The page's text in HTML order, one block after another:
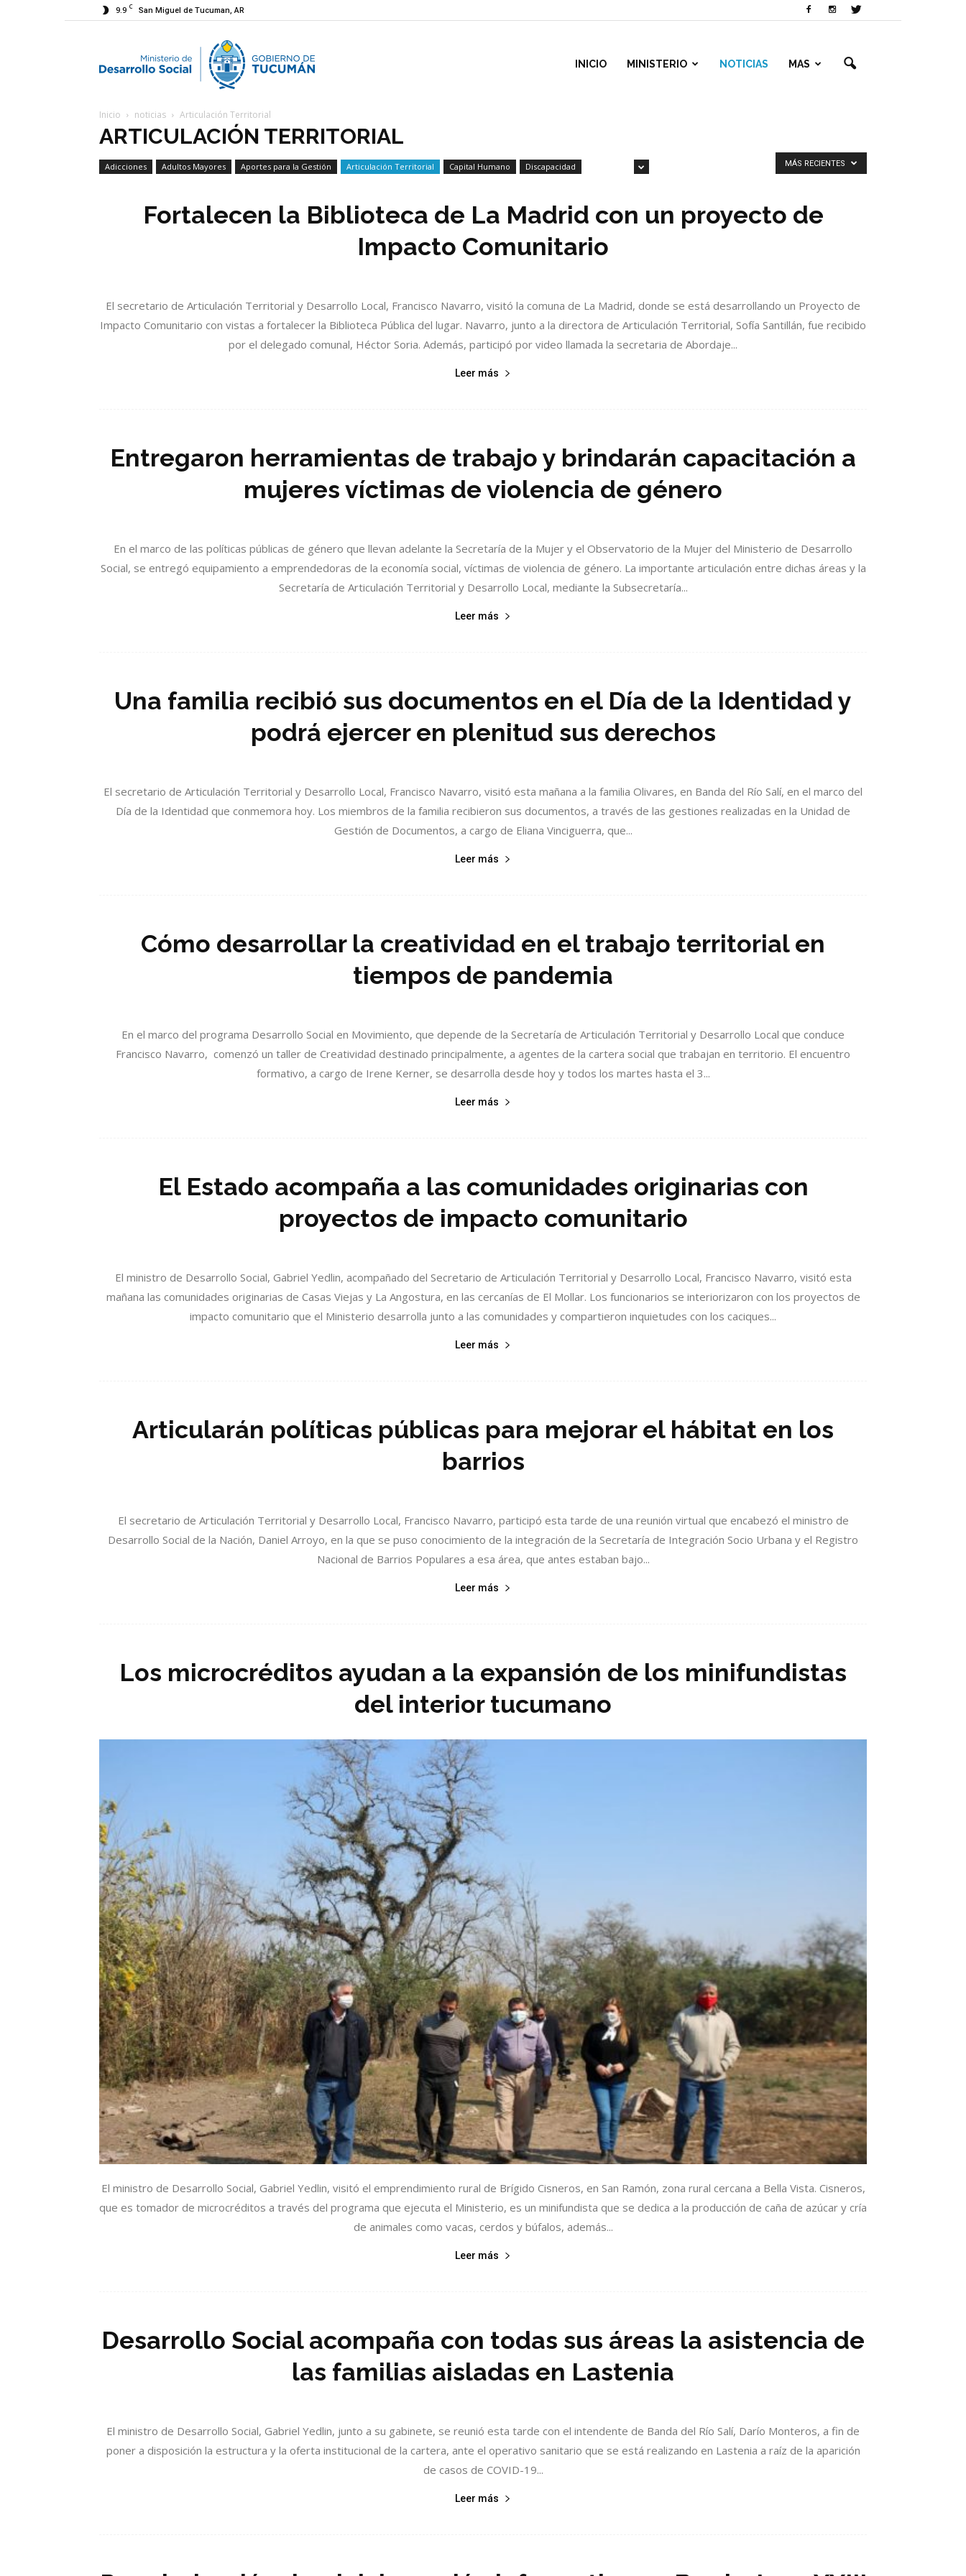
9.9 C San Miguel de Tucuman, AR
Ministerio
Desarrollo
INICIO MINISTERIO NOTICIAS MAS
Inicio noticias Articulación Territorial
ARTICULACIÓN TERRITORIAL
Adicciones Adultos Mayores Aportes para la Gestión Articulación Territorial Capital Humano
Discapacidad
MÁS RECIENTES
Fortalecen la Biblioteca de La Madrid con un proyecto de
Impacto Comunitario
El secretario de Articulación Territorial y Desarrollo Local, Francisco Navarro, visitó la comuna de La Madrid, donde se está desarrollando un Proyecto de
Impacto Comunitario con vistas a fortalecer la Biblioteca Pública del lugar. Navarro, junto a la directora de Articulación Territorial, Sofía Santillán, fue recibido
por el delegado comunal, Héctor Soria. Además, participó por video llamada la secretaria de Abordaje...
Leer más
Entregaron herramientas de trabajo y brindarán capacitación a
mujeres víctimas de violencia de género
En el marco de las políticas públicas de género que llevan adelante la Secretaría de la Mujer y el Observatorio de la Mujer del Ministerio de Desarrollo
Social, se entregó equipamiento a emprendedoras de la economía social, víctimas de violencia de género. La importante articulación entre dichas áreas y la
Secretaría de Articulación Territorial y Desarrollo Local, mediante la Subsecretaría...
Leer más
Una familia recibió sus documentos en el Día de la Identidad y
podrá ejercer en plenitud sus derechos
El secretario de Articulación Territorial y Desarrollo Local, Francisco Navarro, visitó esta mañana a la familia Olivares, en Banda del Río Salí, en el marco del
Día de la Identidad que conmemora hoy. Los miembros de la familia recibieron sus documentos, a través de las gestiones realizadas en la Unidad de
Gestión de Documentos, a cargo de Eliana Vinciguerra, que...
Leer más
Cómo desarrollar la creatividad en el trabajo territorial en
tiempos de pandemia
En el marco del programa Desarrollo Social en Movimiento, que depende de la Secretaría de Articulación Territorial y Desarrollo Local que conduce
Francisco Navarro, comenzó un taller de Creatividad destinado principalmente, a agentes de la cartera social que trabajan en territorio. El encuentro
formativo, a cargo de Irene Kerner, se desarrolla desde hoy y todos los martes hasta el 3...
Leer más
El Estado acompaña a las comunidades originarias con
proyectos de impacto comunitario
El ministro de Desarrollo Social, Gabriel Yedlin, acompañado del Secretario de Articulación Territorial y Desarrollo Local, Francisco Navarro, visitó esta
mañana las comunidades originarias de Casas Viejas y La Angostura, en las cercanías de El Mollar. Los funcionarios se interiorizaron con los proyectos de
impacto comunitario que el Ministerio desarrolla junto a las comunidades y compartieron inquietudes con los caciques...
Leer más
Articularán políticas públicas para mejorar el hábitat en los
barrios
El secretario de Articulación Territorial y Desarrollo Local, Francisco Navarro, participó esta tarde de una reunión virtual que encabezó el ministro de
Desarrollo Social de la Nación, Daniel Arroyo, en la que se puso conocimiento de la integración de la Secretaría de Integración Socio Urbana y el Registro
Nacional de Barrios Populares a esa área, que antes estaban bajo...
Leer más
Los microcréditos ayudan a la expansión de los minifundistas
del interior tucumano
El ministro de Desarrollo Social, Gabriel Yedlin, visitó el emprendimiento rural de Brígido Cisneros, en San Ramón, zona rural cercana a Bella Vista. Cisneros,
que es tomador de microcréditos a través del programa que ejecuta el Ministerio, es un minifundista que se dedica a la producción de caña de azúcar y cría
de animales como vacas, cerdos y búfalos, además...
Leer más
Desarrollo Social acompaña con todas sus áreas la asistencia de
las familias aisladas en Lastenia
El ministro de Desarrollo Social, Gabriel Yedlin, junto a su gabinete, se reunió esta tarde con el intendente de Banda del Río Salí, Darío Monteros, a fin de
poner a disposición la estructura y la oferta institucional de la cartera, ante el operativo sanitario que se está realizando en Lastenia a raíz de la aparición
de casos de COVID-19...
Leer más